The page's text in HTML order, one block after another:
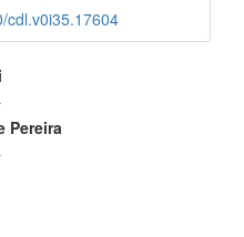
cdl.v0i35.17604
Pereira